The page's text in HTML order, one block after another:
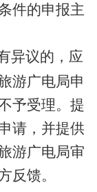
件的申报主
异议的，应
游广电局申
予受理。提
请 ，并提供
游广电局审
反馈。